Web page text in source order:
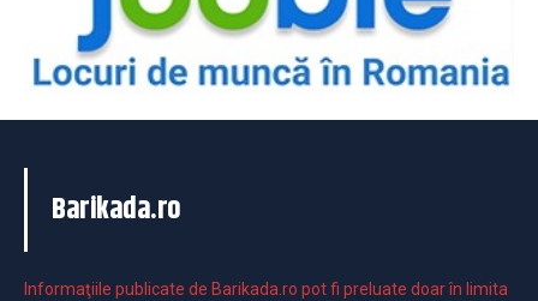
Barikada.ro
Informaţiile publicate de Barikada.ro pot fi preluate doar în limita